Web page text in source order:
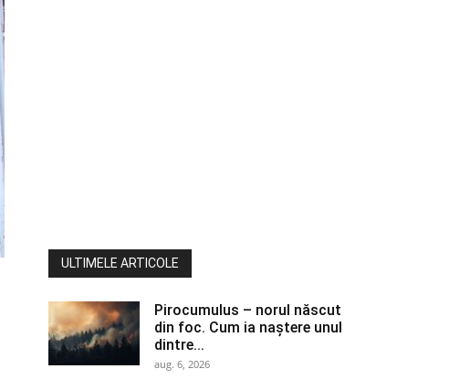
ULTIMELE ARTICOLE
Pirocumulus – norul născut
din foc. Cum ia naștere unul
dintre...
aug. 6, 2026